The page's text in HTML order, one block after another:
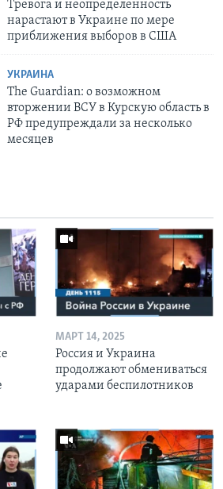
Тревога и неопределенность
нарастают в Украине по мере
приближения выборов в США
УКРАИНА
The Guardian: о возможном
вторжении ВСУ в Курскую область в
РФ предупреждали за несколько
месяцев
МАРТ 14, 2025
Россия и Украина
продолжают обмениваться
ударами беспилотников